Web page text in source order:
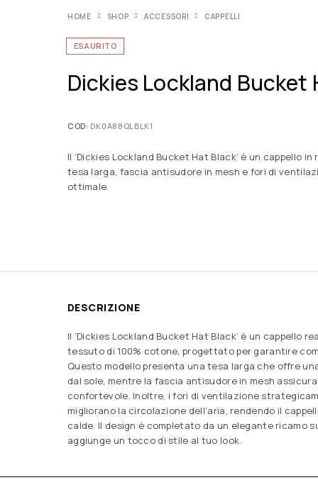
HOME SHOP ACCESSORI CAPPELLI
ESAURITO
Dickies Lockland Bucket
COD: DK0A88QLBLK1
Il ‘Dickies Lockland Bucket Hat Black’ è un cappello
tesa larga, fascia antisudore in mesh e fori di
ottimale.
DESCRIZIONE
Il ‘Dickies Lockland Bucket Hat Black’ è un cappello
tessuto di 100% cotone, progettato per garantire
Questo modello presenta una tesa larga che offre
dal sole, mentre la fascia antisudore in mesh
confortevole. Inoltre, i fori di ventilazione
migliorano la circolazione dell’aria, rendendo il
calde. Il design è completato da un elegante ricamo
aggiunge un tocco di stile al tuo look.